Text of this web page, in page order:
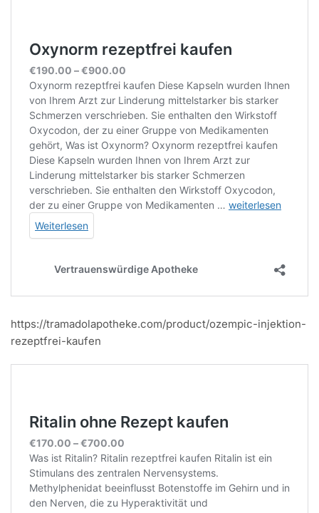
https://tramadolapotheke.com/product/ozempic-injektion-
rezeptfrei-kaufen